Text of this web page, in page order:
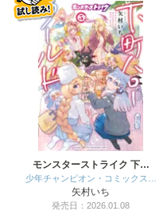
モンスターストライク 下…
少年チャンピオン・コミックス…
矢村いち
発売日：2026.01.08